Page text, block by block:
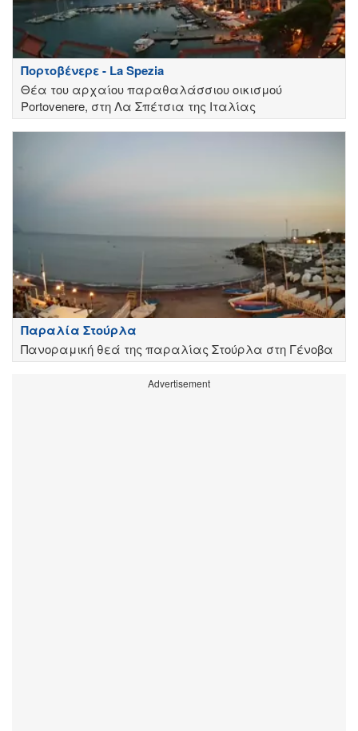
Πορτοβένερε - La Spezia
Θέα του αρχαίου παραθαλάσσιου οικισμού
Portovenere, στη Λα Σπέτσια της Ιταλίας
Παραλία Στούρλα
Πανοραμική θεά της παραλίας Στούρλα στη Γένοβα
Advertisement